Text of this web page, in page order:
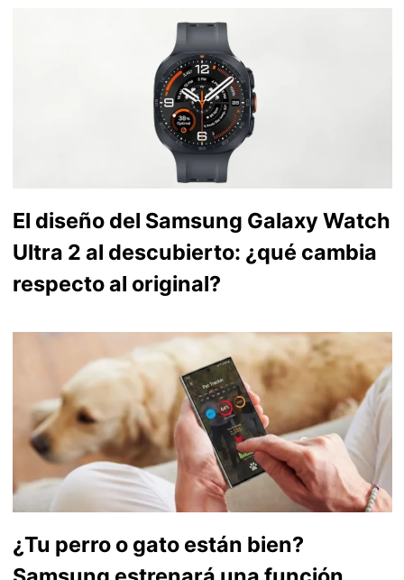
El diseño del Samsung Galaxy Watch
Ultra 2 al descubierto: ¿qué cambia
respecto al original?
¿Tu perro o gato están bien?